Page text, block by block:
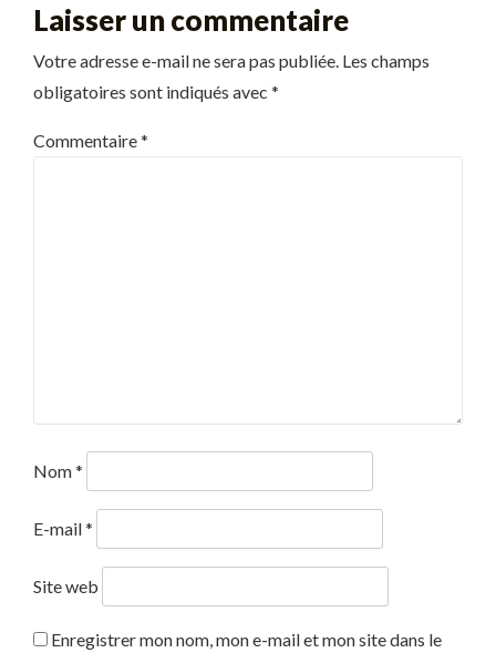
Laisser un commentaire
Votre adresse e-mail ne sera pas publiée. Les champs
obligatoires sont indiqués avec *
Commentaire*
Nom*
E-mail*
Site web
Enregistrer mon nom, mon e-mail et mon site dans le